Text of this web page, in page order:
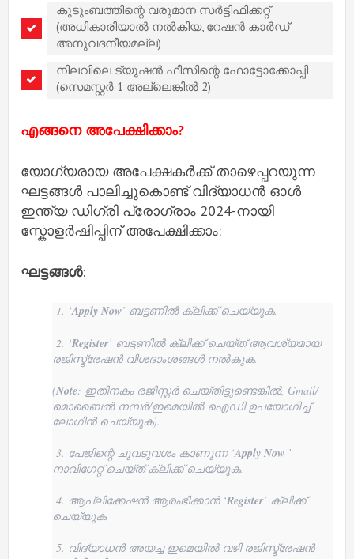
കുടുംബത്തിന്റെ വരുമാന സർട്ടിഫിക്കറ്റ്
(അധികാരിയാൽ നൽകിയ, റേഷൻ കാർഡ്
അനുവദനീയമല്ല)
നിലവിലെ ട്യൂഷൻ ഫീസിന്റെ ഫോട്ടോക്കോപ്പി
(സെമസ്റ്റർ 1 അല്ലെങ്കിൽ 2)
എങ്ങനെ അപേക്ഷിക്കാം?
യോഗ്യരായ അപേക്ഷകർക്ക് താഴെപ്പറയുന്ന
ഘട്ടങ്ങൾ പാലിച്ചുകൊണ്ട് വിദ്യാധൻ ഓൾ
ഇന്ത്യ ഡിഗ്രി പ്രോഗ്രാം 2024-നായി
സ്കോളർഷിപ്പിന് അപേക്ഷിക്കാം:
ഘട്ടങ്ങൾ:
1. ‘Apply Now’ ബട്ടണിൽ ക്ലിക്ക് ചെയ്യുക.
2. ‘Register’ ബട്ടണിൽ ക്ലിക്ക് ചെയ്ത് ആവശ്യമായ
രജിസ്ട്രേഷൻ വിശദാംശങ്ങൾ നൽകുക.
(Note: ഇതിനകം രജിസ്റ്റർ ചെയ്തിട്ടുണ്ടെങ്കിൽ, Gmail/
മൊബൈൽ നമ്പർ/ഇമെയിൽ ഐഡി ഉപയോഗിച്ച്
ലോഗിൻ ചെയ്യുക).
3. പേജിന്റെ ചുവടുവശം കാണുന്ന ‘Apply Now ’
നാവിഗേറ്റ് ചെയ്ത് ക്ലിക്ക് ചെയ്യുക.
4. ആപ്ലിക്കേഷൻ ആരംഭിക്കാൻ ‘Register’ ക്ലിക്ക്
ചെയ്യുക.
5. വിദ്യാധൻ അയച്ച ഇമെയിൽ വഴി രജിസ്ട്രേഷൻ